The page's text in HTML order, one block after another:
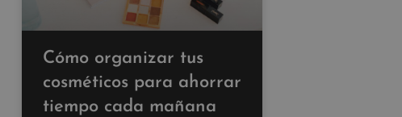
Cómo organizar tus
cosméticos para ahorrar
tiempo cada mañana